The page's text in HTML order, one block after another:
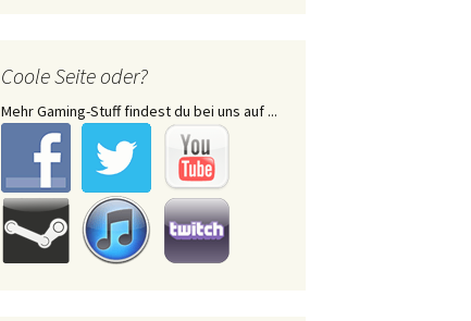
Coole Seite oder?
Mehr Gaming-Stuff findest du bei uns auf ...